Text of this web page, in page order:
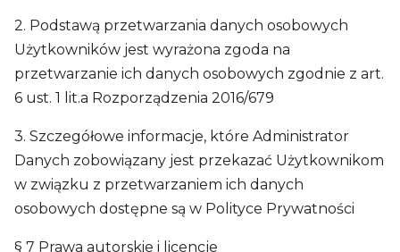
2. Podstawą przetwarzania danych osobowych
Użytkowników jest wyrażona zgoda na
przetwarzanie ich danych osobowych zgodnie z art.
6 ust. 1 lit.a Rozporządzenia 2016/679
3. Szczegółowe informacje, które Administrator
Danych zobowiązany jest przekazać Użytkownikom
w związku z przetwarzaniem ich danych
osobowych dostępne są w Polityce Prywatności
§ 7 Prawa autorskie i licencje